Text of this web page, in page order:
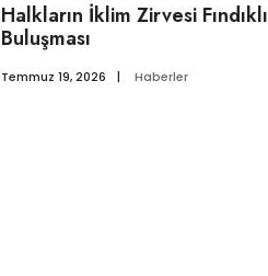
Halkların İklim Zirvesi Fındıklı
Buluşması
Temmuz 19, 2026 | Haberler